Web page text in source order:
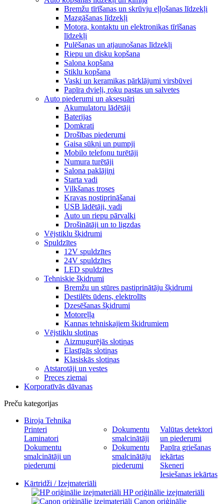
Bremžu tīrīšanas un skrūvju eļļošanas līdzekļi
Mazgāšanas līdzekļi
Motora, kontaktu un elektronikas tīrīšanas
līdzekļi
Pulēšanas un atjaunošanas līdzekļi
Riepu un disku kopšana
Salona kopšana
Stiklu kopšana
Vaski un keramikas pārklājumi virsbūvei
Papīra dvieļi, roku pastas un salvetes
Auto piederumi un aksesuāri
Akumulatoru lādētāji
Baterijas
Domkrati
Drošības piederumi
Gaisa sūkņi un pumpji
Mobilo telefonu turētāji
Numura turētāji
Salona paklājiņi
Starta vadi
Vilkšanas troses
Kravas nostiprināšanai
USB lādētāji, vadi
Auto un riepu pārvalki
Drošinātāji un to ligzdas
Vējstiklu šķidrumi
Spuldzītes
12V spuldzītes
24V spuldzītes
LED spuldzītes
Tehniskie šķidrumi
Bremžu un stūres pastiprinātāju šķidrumi
Destilēts ūdens, elektrolīts
Dzesēšanas šķidrumi
Motoreļļa
Kannas tehniskajiem škidrumiem
Vējstiklu slotiņas
Aizmugurējās slotiņas
Elastīgās slotiņas
Klasiskās slotiņas
Atstarotāji un vestes
Preces ziemai
Korporatīvās dāvanas
Preču kategorijas
Biroja Tehnika
Printeri
Laminatori
Dokumentu
smalcinātāji un
piederumi
Dokumentu
smalcinātāji
Dokumentu
smalcinātāju
piederumi
Valūtas detektori
un piederumi
Papīra griešanas
iekārtas
Skeneri
Iesiešanas iekārtas
Kārtridži / Izejmateriāli
HP oriģinālie izejmateriāli
Canon oriģinālie